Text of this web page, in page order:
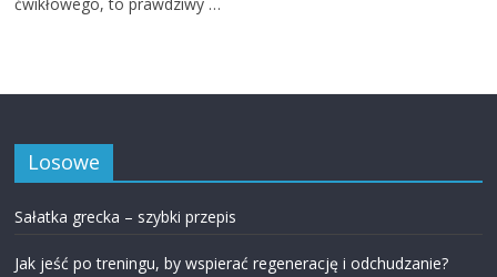
ćwikłowego, to prawdziwy …
Losowe
Sałatka grecka – szybki przepis
Jak jeść po treningu, by wspierać regenerację i odchudzanie?